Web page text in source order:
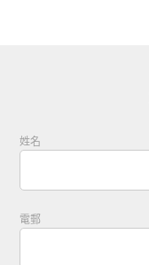
姓名
電郵